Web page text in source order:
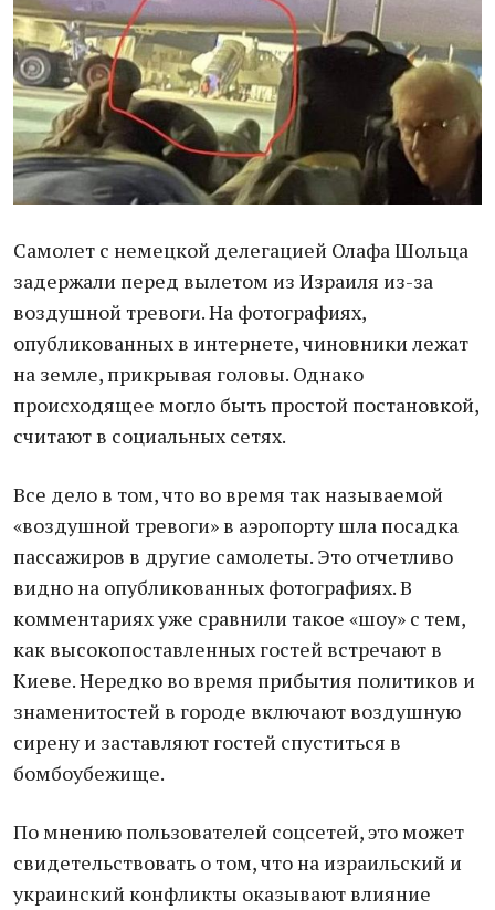
Самолет с немецкой делегацией Олафа Шольца
задержали перед вылетом из Израиля из-за
воздушной тревоги. На фотографиях,
опубликованных в интернете, чиновники лежат
на земле, прикрывая головы. Однако
происходящее могло быть простой постановкой,
считают в социальных сетях.
Все дело в том, что во время так называемой
«воздушной тревоги» в аэропорту шла посадка
пассажиров в другие самолеты. Это отчетливо
видно на опубликованных фотографиях. В
комментариях уже сравнили такое «шоу» с тем,
как высокопоставленных гостей встречают в
Киеве. Нередко во время прибытия политиков и
знаменитостей в городе включают воздушную
сирену и заставляют гостей спуститься в
бомбоубежище.
По мнению пользователей соцсетей, это может
свидетельствовать о том, что на израильский и
украинский конфликты оказывают влияние